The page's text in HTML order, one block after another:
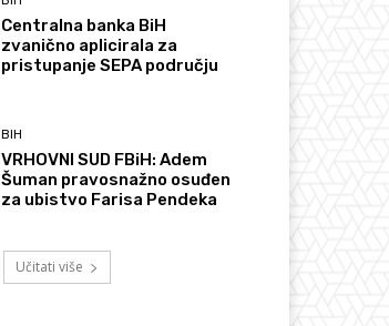
Centralna banka BiH
zvanično aplicirala za
pristupanje SEPA području
BIH
VRHOVNI SUD FBiH: Adem
Šuman pravosnažno osuđen
za ubistvo Farisa Pendeka
Učitati više